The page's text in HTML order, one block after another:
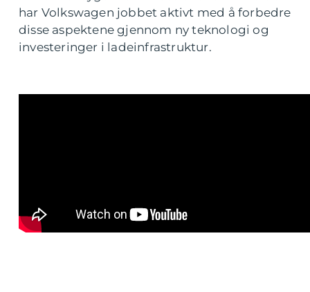
har Volkswagen jobbet aktivt med å forbedre
disse aspektene gjennom ny teknologi og
investeringer i ladeinfrastruktur.